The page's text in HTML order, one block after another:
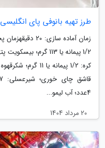
طرز تهیه بانوفی پای انگلیسی
4عدد؛ آب لیمو...
20 مرداد 1404